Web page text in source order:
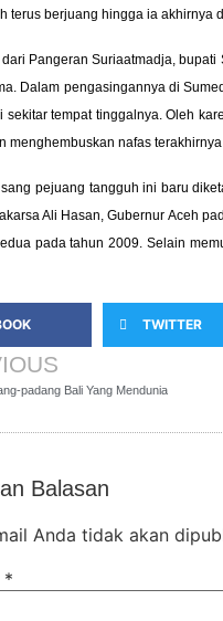
terus berjuang hingga ia akhirnya
Pangeran Suriaatmadja,
Dalam pengasingannya di
sekitar tempat tinggalnya. Oleh
menghembuskan nafas
pejuang tangguh ini baru
Ali Hasan, Gubernur Aceh
pada tahun 2009. Selain
TWITTER
padang Bali Yang Mendunia
Balasan
Anda tidak akan
*